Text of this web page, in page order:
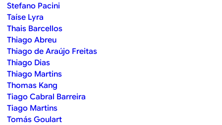
Stefano Pacini
Taíse Lyra
Thais Barcellos
Thiago Abreu
Thiago de Araújo Freitas
Thiago Dias
Thiago Martins
Thomas Kang
Tiago Cabral Barreira
Tiago Martins
Tomás Goulart